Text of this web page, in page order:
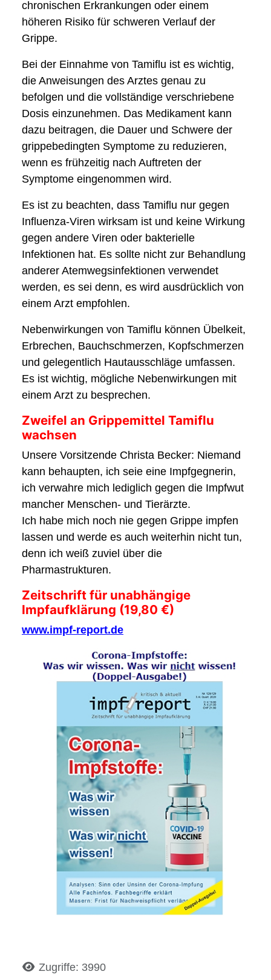
chronischen Erkrankungen oder einem
höheren Risiko für schweren Verlauf der
Grippe.
Bei der Einnahme von Tamiflu ist es wichtig,
die Anweisungen des Arztes genau zu
befolgen und die vollständige verschriebene
Dosis einzunehmen. Das Medikament kann
dazu beitragen, die Dauer und Schwere der
grippebedingten Symptome zu reduzieren,
wenn es frühzeitig nach Auftreten der
Symptome eingenommen wird.
Es ist zu beachten, dass Tamiflu nur gegen
Influenza-Viren wirksam ist und keine Wirkung
gegen andere Viren oder bakterielle
Infektionen hat. Es sollte nicht zur Behandlung
anderer Atemwegsinfektionen verwendet
werden, es sei denn, es wird ausdrücklich von
einem Arzt empfohlen.
Nebenwirkungen von Tamiflu können Übelkeit,
Erbrechen, Bauchschmerzen, Kopfschmerzen
und gelegentlich Hautausschläge umfassen.
Es ist wichtig, mögliche Nebenwirkungen mit
einem Arzt zu besprechen.
Zweifel an Grippemittel Tamiflu
wachsen
Unsere Vorsitzende Christa Becker: Niemand
kann behaupten, ich seie eine Impfgegnerin,
ich verwahre mich lediglich gegen die Impfwut
mancher Menschen- und Tierärzte.
Ich habe mich noch nie gegen Grippe impfen
lassen und werde es auch weiterhin nicht tun,
denn ich weiß zuviel über die
Pharmastrukturen.
Zeitschrift für unabhängige
Impfaufklärung (19,80 €)
www.impf-report.de
DetailsZugriffe: 3990